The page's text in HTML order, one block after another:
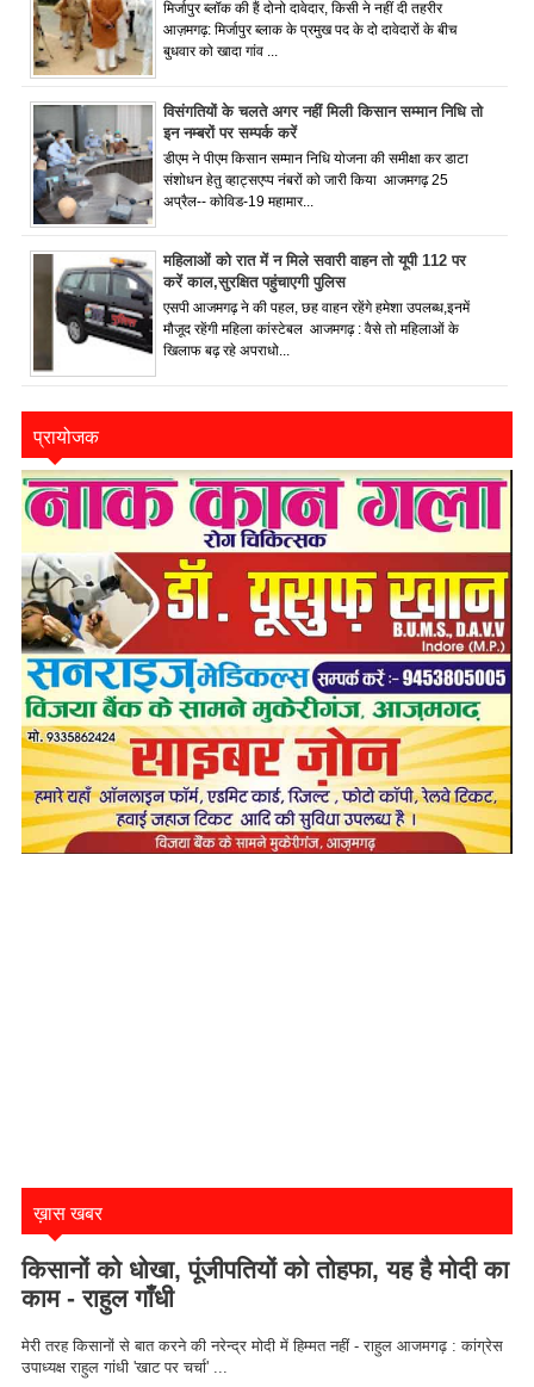
मिर्जापुर ब्लॉक की हैं दोनो दावेदार, किसी ने नहीं दी तहरीर
आज़मगढ़: मिर्जापुर ब्लाक के प्रमुख पद के दो दावेदारों के बीच
बुधवार को खादा गांव ...
विसंगतियों के चलते अगर नहीं मिली किसान सम्मान निधि तो
इन नम्बरों पर सम्पर्क करें
डीएम ने पीएम किसान सम्मान निधि योजना की समीक्षा कर डाटा
संशोधन हेतु व्हाट्सएप्प नंबरों को जारी किया आजमगढ़ 25
अप्रैल-- कोविड-19 महामार...
महिलाओं को रात में न मिले सवारी वाहन तो यूपी 112 पर
करें काल,सुरक्षित पहुंचाएगी पुलिस
एसपी आजमगढ़ ने की पहल, छह वाहन रहेंगे हमेशा उपलब्ध,इनमें
मौजूद रहेंगी महिला कांस्टेबल आजमगढ़ : वैसे तो महिलाओं के
खिलाफ बढ़ रहे अपराधो...
प्रायोजक
ख़ास खबर
किसानों को धोखा, पूंजीपतियों को तोहफा, यह है मोदी का
काम - राहुल गाँधी
मेरी तरह किसानों से बात करने की नरेन्द्र मोदी में हिम्मत नहीं - राहुल आजमगढ़ : कांग्रेस
उपाध्यक्ष राहुल गांधी 'खाट पर चर्चा' ...